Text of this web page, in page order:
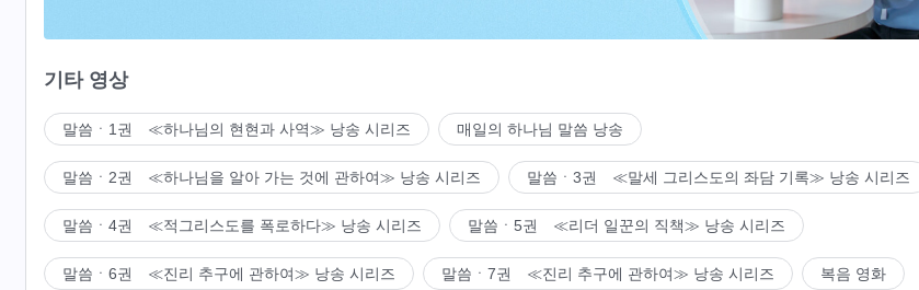
기타 영상
말씀ㆍ1권 ≪하나님의 현현과 사역≫ 낭송 시리즈 매일의 하나님 말씀 낭송
말씀ㆍ2권 ≪하나님을 알아 가는 것에 관하여≫ 낭송 시리즈 말씀ㆍ3권 ≪말세 그리스도의 좌담 기록≫ 낭송 시리즈
말씀ㆍ4권 ≪적그리스도를 폭로하다≫ 낭송 시리즈 말씀ㆍ5권 ≪리더 일꾼의 직책≫ 낭송 시리즈
말씀ㆍ6권 ≪진리 추구에 관하여≫ 낭송 시리즈 말씀ㆍ7권 ≪진리 추구에 관하여≫ 낭송 시리즈 복음 영화